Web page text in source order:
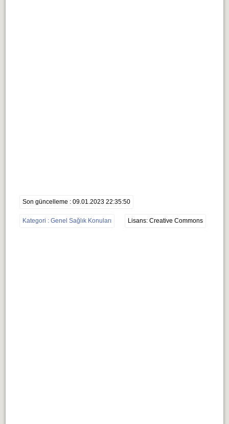
Son güncelleme : 09.01.2023 22:35:50
Kategori : Genel Sağlık Konuları Lisans: Creative Commons